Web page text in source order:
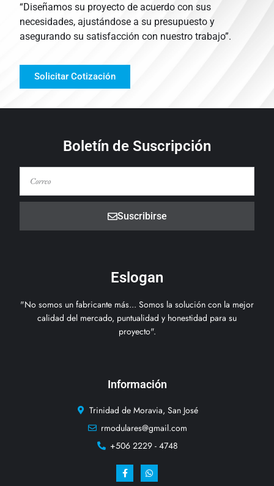
“Diseñamos su proyecto de acuerdo con sus
necesidades, ajustándose a su presupuesto y
asegurando su satisfacción con nuestro trabajo”.
Solicitar Cotización
Boletín de Suscripción
Suscribirse
Eslogan
"No somos un fabricante más... Somos la solución con la mejor
calidad del mercado, puntualidad y honestidad para su
proyecto".
Información
Trinidad de Moravia, San José
rmodulares@gmail.com
+506 2229 - 4748